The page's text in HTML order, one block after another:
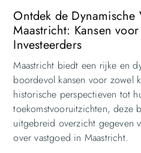
Ontdek de Dynamische
Maastricht: Kansen
Investeerders
Maastricht biedt een rijke en
boordevol kansen voor zowel
historische perspectieven tot
toekomstvooruitzichten, deze
uitgebreid overzicht gegeven
over vastgoed in Maastricht.